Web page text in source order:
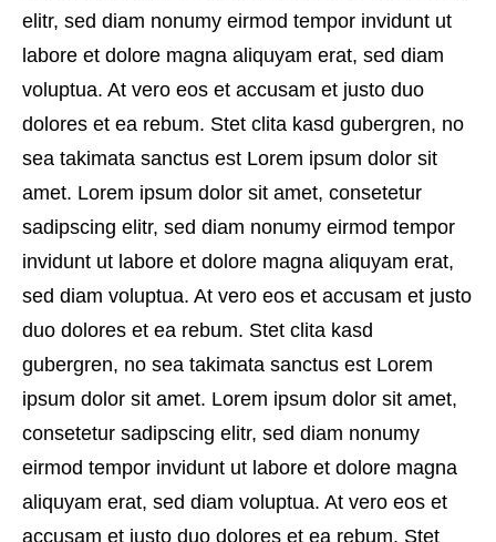
elitr, sed diam nonumy eirmod tempor invidunt ut
labore et dolore magna aliquyam erat, sed diam
voluptua. At vero eos et accusam et justo duo
dolores et ea rebum. Stet clita kasd gubergren, no
sea takimata sanctus est Lorem ipsum dolor sit
amet. Lorem ipsum dolor sit amet, consetetur
sadipscing elitr, sed diam nonumy eirmod tempor
invidunt ut labore et dolore magna aliquyam erat,
sed diam voluptua. At vero eos et accusam et justo
duo dolores et ea rebum. Stet clita kasd
gubergren, no sea takimata sanctus est Lorem
ipsum dolor sit amet. Lorem ipsum dolor sit amet,
consetetur sadipscing elitr, sed diam nonumy
eirmod tempor invidunt ut labore et dolore magna
aliquyam erat, sed diam voluptua. At vero eos et
accusam et justo duo dolores et ea rebum. Stet